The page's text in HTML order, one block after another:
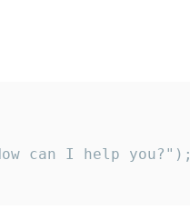
can I help you?");